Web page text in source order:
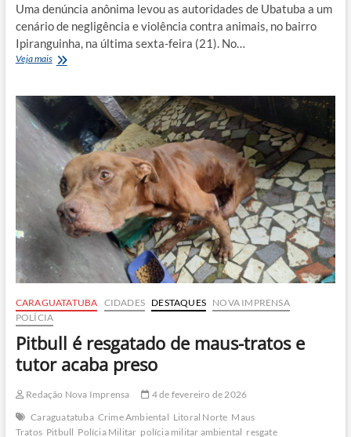
Uma denúncia anônima levou as autoridades de Ubatuba a um
cenário de negligência e violência contra animais, no bairro
Ipiranguinha, na última sexta-feira (21). No…
Veja maisHomem
por
cachorro
e
manter
outros
em
situação
de
maus-
tratos
CARAGUATATUBA CIDADES DESTAQUES
NOVA IMPRENSA
POLÍCIA
Pitbull é resgatado de maus-tratos e
tutor acaba preso
Redação Nova Imprensa
4 de fevereiro de 2026
Caraguatatuba Crime Ambiental Litoral Norte Maus
Tratos Pitbull Polícia Militar polícia militar ambiental resgate